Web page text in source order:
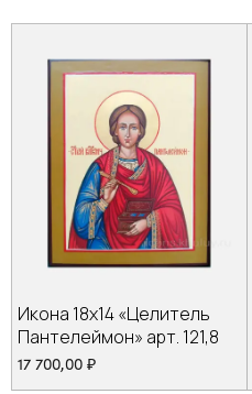
Икона 18х14 «Целитель
Пантелеймон» арт. 121,8
17 700,00 ₽